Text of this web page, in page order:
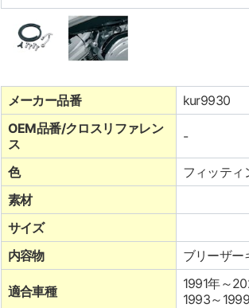
メーカー品番
kur9930
OEM品番/クロスリファレン
ス
-
色
フィッティ
素材
サイズ
内容物
ブリーザー
適合車種
1991年～
1993～